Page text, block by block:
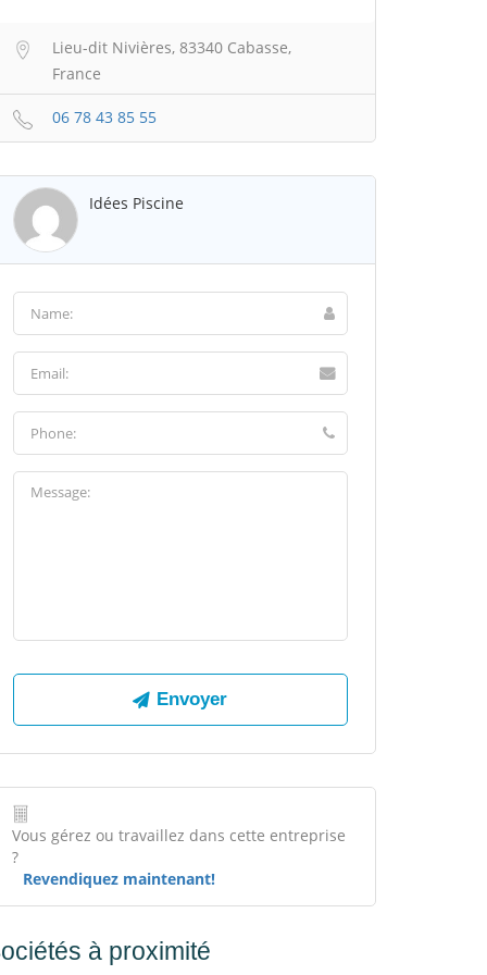
Lieu-dit Nivières, 83340 Cabasse,
France
06 78 43 85 55
Idées Piscine
Vous gérez ou travaillez dans cette entreprise
?
Revendiquez maintenant!
à proximité